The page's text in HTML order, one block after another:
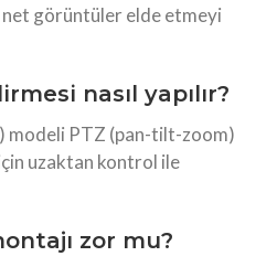
görüntüler elde etmeyi
nasıl yapılır?
modeli PTZ (pan-tilt-zoom)
uzaktan kontrol ile
zor mu?